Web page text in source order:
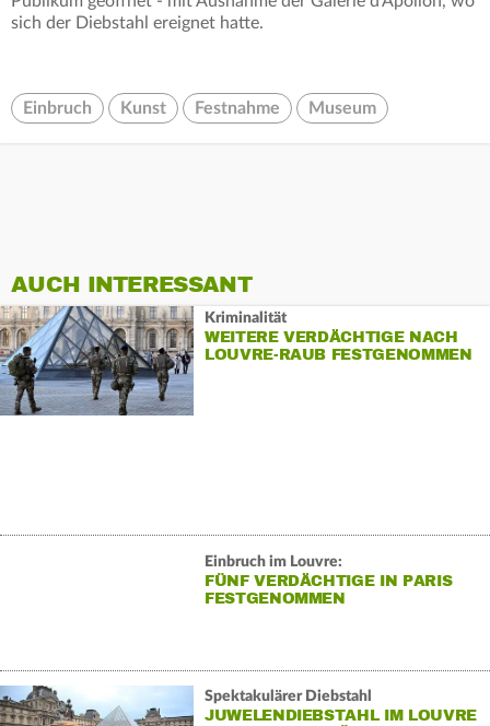
sich der Diebstahl ereignet hatte.
Einbruch Kunst Festnahme Museum
AUCH INTERESSANT
Kriminalität
WEITERE VERDÄCHTIGE NACH
LOUVRE-RAUB FESTGENOMMEN
Einbruch im Louvre:
FÜNF VERDÄCHTIGE IN PARIS
FESTGENOMMEN
Spektakulärer Diebstahl
JUWELENDIEBSTAHL IM LOUVRE